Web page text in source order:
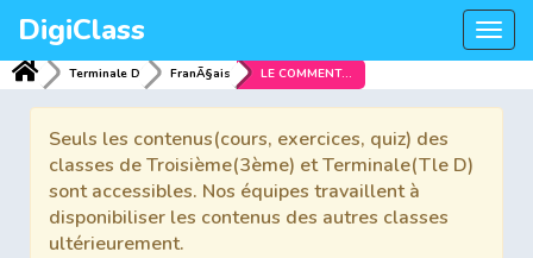
DigiClass
Terminale D FranÃ§ais LE COMMENTAIRE COMPOSE
Seuls les contenus(cours, exercices, quiz) des
classes de Troisième(3ème) et Terminale(Tle D)
sont accessibles. Nos équipes travaillent à
disponibiliser les contenus des autres classes
ultérieurement.